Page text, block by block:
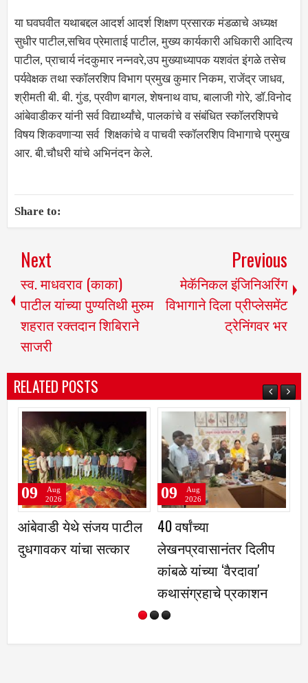
या घवघवीत यथाबद्दल आदर्श आदर्श शिक्षण प्रसारक मंडळाचे अध्यक्ष
सुधीर पाटील,सचिव प्रेमाताई पाटील, मुख्य कार्यकारी अधिकारी आदित्य
पाटील, प्राचार्य नंदकुमार नन्नवरे,उप मुख्याध्यापक यशवंत इंगळे तसेच
पर्यवेक्षक तथा स्कॉलरशिप विभाग प्रमुख कुमार निकम, राजेंद्र जाधव,
श्रीमती बी. बी. गुंड, प्रवीण बागल, शेषनाथ वाघ, बालाजी गोरे, डॉ.विनोद
आंबेवाडीकर यांनी सर्व विद्यार्थ्यांचे, पालकांचे व संबंधित स्कॉलरशिपचे
विषय शिकवणाऱ्या सर्व शिक्षकांचे व पाचवी स्कॉलरशिप विभागाचे प्रमुख
आर. बी.चौधरी यांचे अभिनंदन केले.
Share to:
Next
स्व. माधवराव (काका)
पाटील यांच्या पुण्यतिथी मुरुम
शहरात रक्तदान शिबिराने
साजरी
Previous
मेकॅनिकल इंजिनिअरिंग
विभागाने दिला प्रीप्लेसमेंट
ट्रेनिंगवर भर
RELATED POSTS
येथे संजय पाटील
यांचा सत्कार
40 वर्षांच्या
लेखनप्रवासानंतर दिलीप
कांबळे यांच्या ‌‘वैरदावा'
कथासंग्रहाचे प्रकाशन
09
Aug
2026
आधार, वृक्ष
09
Aug
2026